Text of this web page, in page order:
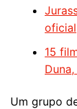
oficial
15
Um grupo